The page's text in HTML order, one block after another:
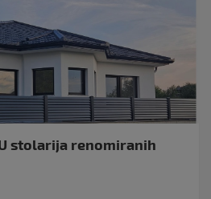
stolarija renomiranih